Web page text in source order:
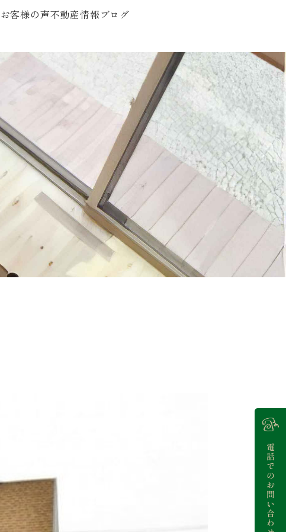
お客様の声不動産情報ブログ